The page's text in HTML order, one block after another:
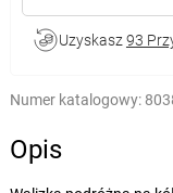
Uzyskasz 93
Numer katalogowy:
Opis